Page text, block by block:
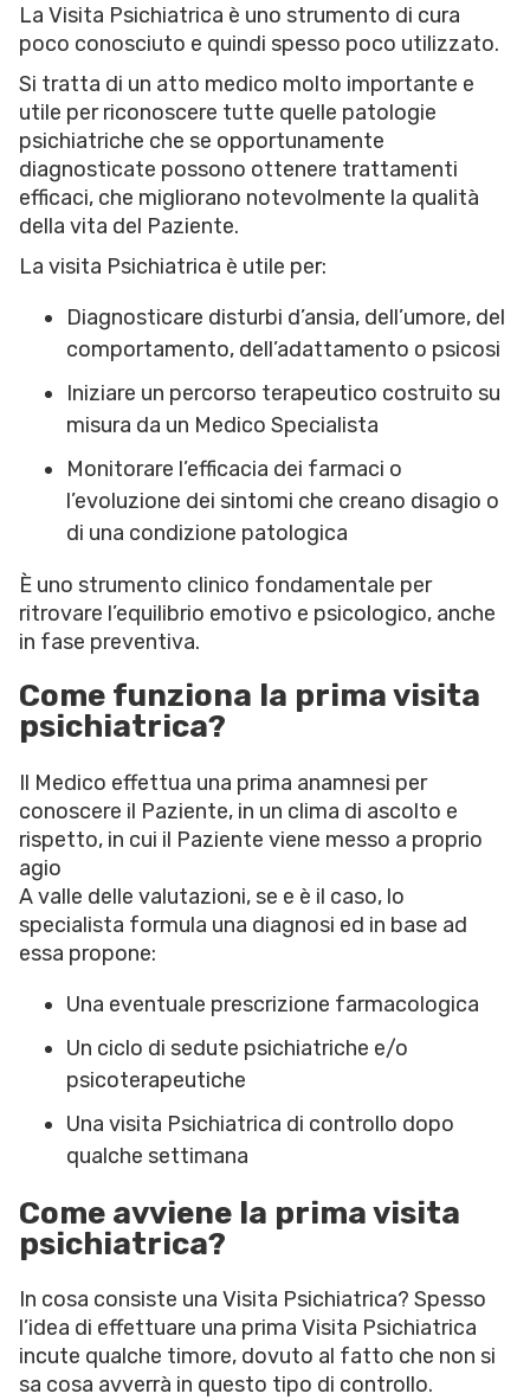
La Visita Psichiatrica è uno strumento di cura
poco conosciuto e quindi spesso poco utilizzato.
Si tratta di un atto medico molto importante e
utile per riconoscere tutte quelle patologie
psichiatriche che se opportunamente
diagnosticate possono ottenere trattamenti
efficaci, che migliorano notevolmente la qualità
della vita del Paziente.
La visita Psichiatrica è utile per:
Diagnosticare disturbi d’ansia, dell’umore, del
comportamento, dell’adattamento o psicosi
Iniziare un percorso terapeutico costruito su
misura da un Medico Specialista
Monitorare l’efficacia dei farmaci o
l’evoluzione dei sintomi che creano disagio o
di una condizione patologica
È uno strumento clinico fondamentale per
ritrovare l’equilibrio emotivo e psicologico, anche
in fase preventiva.
Come funziona la prima visita
psichiatrica?
Il Medico effettua una prima anamnesi per
conoscere il Paziente, in un clima di ascolto e
rispetto, in cui il Paziente viene messo a proprio
agio
A valle delle valutazioni, se e è il caso, lo
specialista formula una diagnosi ed in base ad
essa propone:
Una eventuale prescrizione farmacologica
Un ciclo di sedute psichiatriche e/o
psicoterapeutiche
Una visita Psichiatrica di controllo dopo
qualche settimana
Come avviene la prima visita
psichiatrica?
In cosa consiste una Visita Psichiatrica? Spesso
l’idea di effettuare una prima Visita Psichiatrica
incute qualche timore, dovuto al fatto che non si
sa cosa avverrà in questo tipo di controllo.